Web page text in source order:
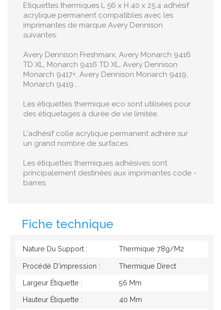
Etiquettes thermiques L 56 x H 40 x 25.4 adhésif
acrylique permanent compatibles avec les
imprimantes de marque Avery Dennison
suivantes:
Avery Dennison Freshmarx, Avery Monarch 9416
TD XL, Monarch 9416 TD XL, Avery Dennison
Monarch 9417+, Avery Dennison Monarch 9419,
Monarch 9419...
Les étiquettes thermique eco sont utilisées pour
des étiquetages à durée de vie limitée.
L'adhésif colle acrylique permanent adhère sur
un grand nombre de surfaces.
Les étiquettes thermiques adhésives sont
principalement destinées aux imprimantes code -
barres.
Fiche technique
Nature Du Support : Thermique 78g/M2
Procédé D'impression : Thermique Direct
Largeur Étiquette : 56 Mm
Hauteur Étiquette : 40 Mm